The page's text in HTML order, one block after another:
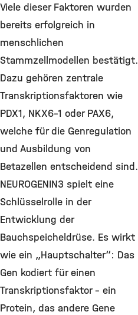
Viele dieser Faktoren wurden
bereits erfolgreich in
menschlichen
Stammzellmodellen bestätigt.
Dazu gehören zentrale
Transkriptionsfaktoren wie
PDX1, NKX6-1 oder PAX6,
welche für die Genregulation
und Ausbildung von
Betazellen entscheidend sind.
NEUROGENIN3 spielt eine
Schlüsselrolle in der
Entwicklung der
Bauchspeicheldrüse. Es wirkt
wie ein „Hauptschalter“: Das
Gen kodiert für einen
Transkriptionsfaktor – ein
Protein, das andere Gene